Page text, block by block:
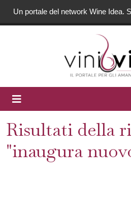
Un portale del network Wine Idea.
Risultati della
"inaugura